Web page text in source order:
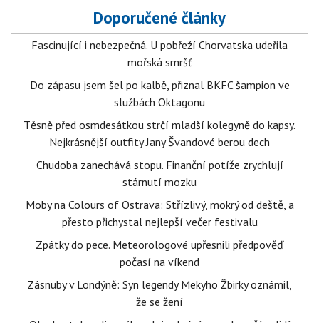
Doporučené články
Fascinující i nebezpečná. U pobřeží Chorvatska udeřila
mořská smršť
Do zápasu jsem šel po kalbě, přiznal BKFC šampion ve
službách Oktagonu
Těsně před osmdesátkou strčí mladší kolegyně do kapsy.
Nejkrásnější outfity Jany Švandové berou dech
Chudoba zanechává stopu. Finanční potíže zrychlují
stárnutí mozku
Moby na Colours of Ostrava: Střízlivý, mokrý od deště, a
přesto přichystal nejlepší večer festivalu
Zpátky do pece. Meteorologové upřesnili předpověď
počasí na víkend
Zásnuby v Londýně: Syn legendy Mekyho Žbirky oznámil,
že se žení